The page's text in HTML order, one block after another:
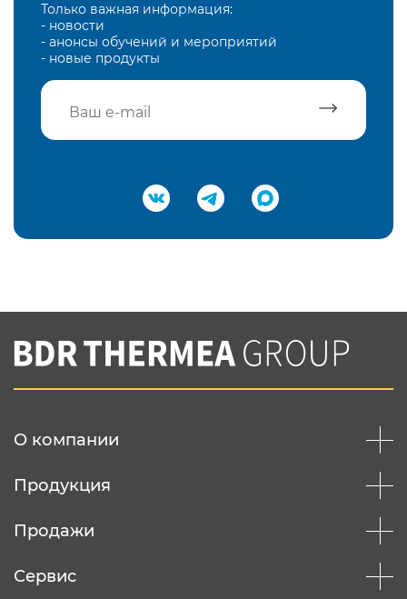
Только важная информация:
- новости
- анонсы обучений и мероприятий
- новые продукты
Подтвердить e-mail
Вы соглашаетесь с нашей политикой
конфеденциальности
О компании
Продукция
Продажи
Сервис